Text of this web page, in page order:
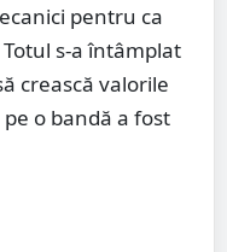
pentru ca
s-a întâmplat
crească valorile
o bandă a fost